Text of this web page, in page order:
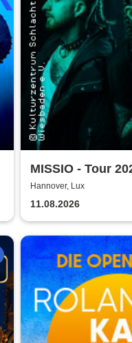
MISSIO - Tour
Hannover, Lux
11.08.2026